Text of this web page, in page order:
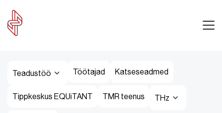
Teadustöö Töötajad Katseseadmed
Tippkeskus EQUiTANT TMR teenus THz